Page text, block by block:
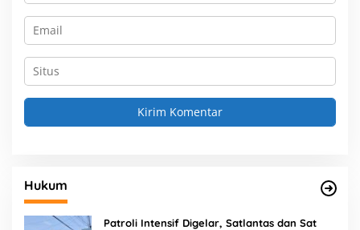
Hukum
Patroli Intensif Digelar, Satlantas dan Sat